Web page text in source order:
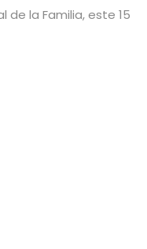
de la Familia, este 15